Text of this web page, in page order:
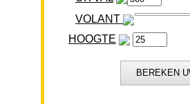
VOLANT
HOOGTE